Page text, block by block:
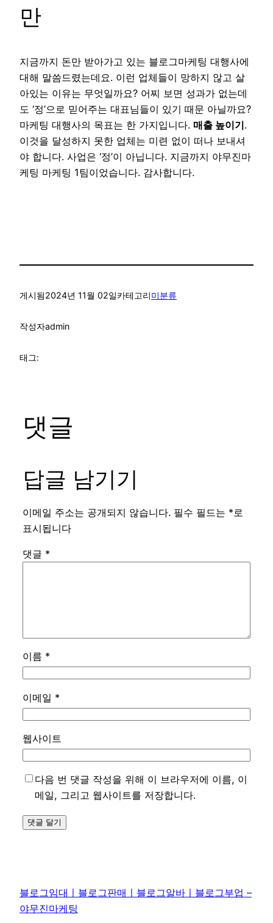
만
지금까지 돈만 받아가고 있는 블로그마케팅 대행사에
대해 말씀드렸는데요. 이런 업체들이 망하지 않고 살
아있는 이유는 무엇일까요? 어찌 보면 성과가 없는데
도 ‘정’으로 믿어주는 대표님들이 있기 때문 아닐까요?
마케팅 대행사의 목표는 한 가지입니다. 매출 높이기.
이것을 달성하지 못한 업체는 미련 없이 떠나 보내셔
야 합니다. 사업은 ‘정’이 아닙니다. 지금까지 야무진마
케팅 마케팅 1팀이었습니다. 감사합니다.
게시됨2024년 11월 02일카테고리미분류
작성자admin
태그:
댓글
답글 남기기
이메일 주소는 공개되지 않습니다. 필수 필드는 *로
표시됩니다
댓글 *
이름 *
이메일 *
웹사이트
다음 번 댓글 작성을 위해 이 브라우저에 이름, 이
메일, 그리고 웹사이트를 저장합니다.
블로그임대ㅣ블로그판매ㅣ블로그알바ㅣ블로그부업 –
야무진마케팅